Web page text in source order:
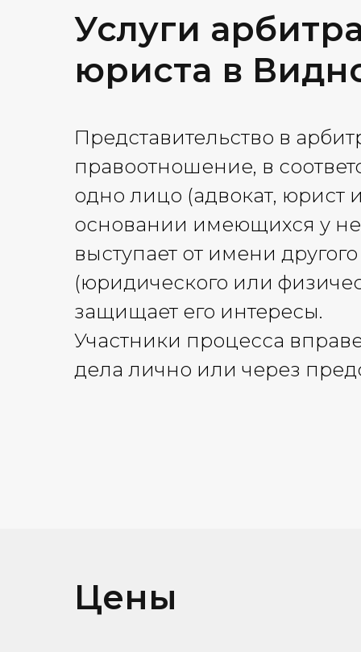
Услуги
юриста в
Представительство в
правоотношение, в
одно лицо (адвокат, юрист
основании имеющихся у
выступает от имени
(юридического или
защищает его интересы.
Участники процесса
дела лично или через
Цены